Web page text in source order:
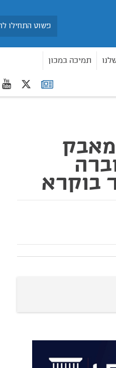
תמיכה במכון
רשימת
תפוצה
twitter
בוקרא